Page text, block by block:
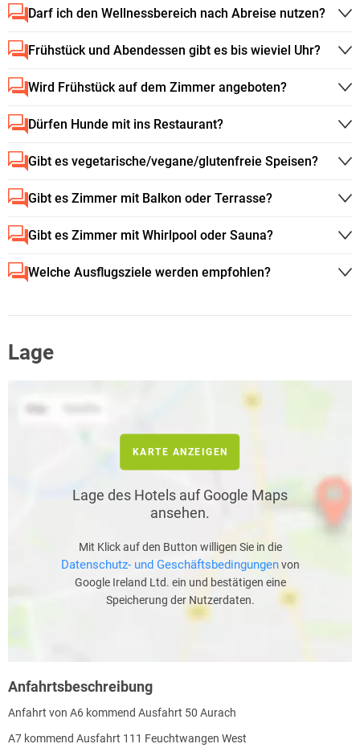
Darf ich den Wellnessbereich nach Abreise nutzen?
Frühstück und Abendessen gibt es bis wieviel Uhr?
Wird Frühstück auf dem Zimmer angeboten?
Dürfen Hunde mit ins Restaurant?
Gibt es vegetarische/vegane/glutenfreie Speisen?
Gibt es Zimmer mit Balkon oder Terrasse?
Gibt es Zimmer mit Whirlpool oder Sauna?
Welche Ausflugsziele werden empfohlen?
Lage
KARTE ANZEIGEN
Lage des Hotels auf Google Maps
ansehen.
Mit Klick auf den Button willigen Sie in die
Datenschutz- und Geschäftsbedingungenvon
Google Ireland Ltd. ein und bestätigen eine
Speicherung der Nutzerdaten.
Anfahrtsbeschreibung
Anfahrt von A6 kommend Ausfahrt 50 Aurach
A7 kommend Ausfahrt 111 Feuchtwangen West